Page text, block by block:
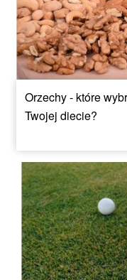
Orzechy - które
Twojej diecie?